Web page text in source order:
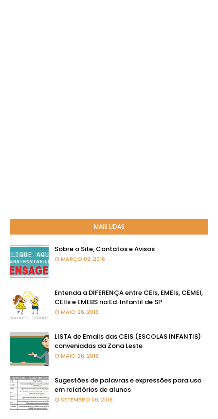
MAIS LIDAS
Sobre o Site, Contatos e Avisos
MARÇO 09, 2016
Entenda a DIFERENÇA entre CEIs, EMEIs, CEMEI,
CEIIs e EMEBS na Ed. Infantil de SP
MAIO 26, 2016
LISTA de Emails das CEIS (ESCOLAS INFANTIS)
conveniadas da Zona Leste
MAIO 26, 2016
Sugestões de palavras e expressões para uso
em relatórios de alunos
SETEMBRO 06, 2016